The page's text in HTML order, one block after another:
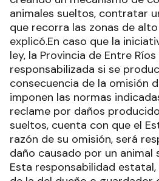
animales sueltos, contratar
que recorra las zonas de
explicó.En caso que la
ley, la Provincia de Entre
responsabilizada si se
consecuencia de la omisión
imponen las normas
reclame por daños
sueltos, cuenta con que el
razón de su omisión, será
daño causado por un animal
Esta responsabilidad